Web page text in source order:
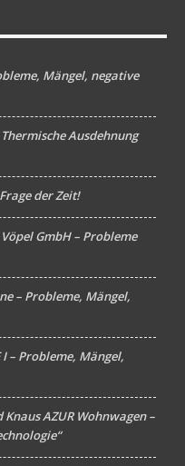
Mängel, negative
Ausdehnung
der Zeit!
GmbH – Probleme
– Probleme, Mängel,
I – Probleme, Mängel,
Knaus AZUR Wohnwagen –